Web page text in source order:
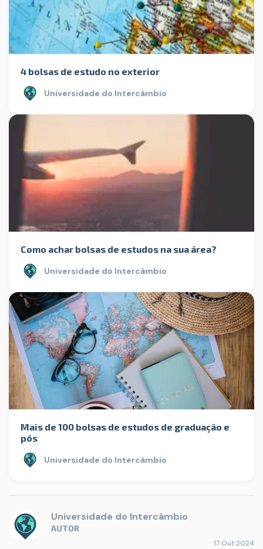
4 bolsas de estudo no exterior
Universidade do Intercâmbio
Como achar bolsas de estudos na sua área?
Universidade do Intercâmbio
Mais de 100 bolsas de estudos de graduação e
pós
Universidade do Intercâmbio
Universidade do Intercâmbio
AUTOR
17 Out 2024